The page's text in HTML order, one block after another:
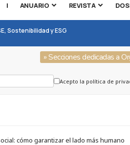
| ANUARIO REVISTA
Sostenibilidad y ESG
» Secciones dedicadas a
Acepto la política de
cómo garantizar el lado más humano